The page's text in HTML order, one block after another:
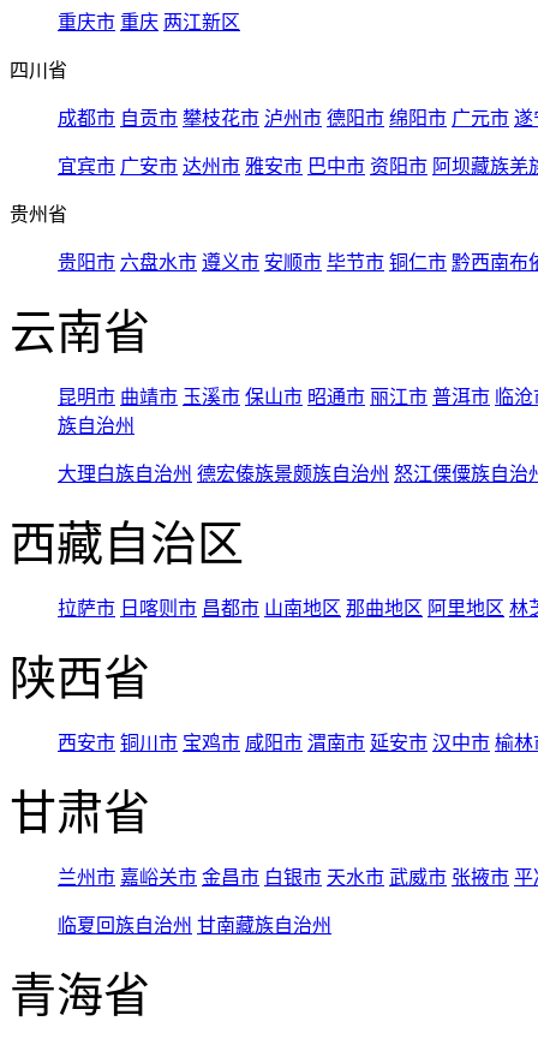
重庆市 重庆 两江新区
四川省
成都市 自贡市 攀枝花市 泸州市 德阳市 绵阳市 广元市 遂
宜宾市 广安市 达州市 雅安市 巴中市 资阳市 阿坝藏族羌
贵州省
贵阳市 六盘水市 遵义市 安顺市 毕节市 铜仁市 黔西南布
云南省
昆明市 曲靖市 玉溪市 保山市 昭通市 丽江市 普洱市 临
族自治州
大理白族自治州 德宏傣族景颇族自治州 怒江傈僳族自治
西藏自治区
拉萨市 日喀则市 昌都市 山南地区 那曲地区 阿里地区 林
陕西省
西安市 铜川市 宝鸡市 咸阳市 渭南市 延安市 汉中市 榆林
甘肃省
兰州市 嘉峪关市 金昌市 白银市 天水市 武威市 张掖市 平
临夏回族自治州 甘南藏族自治州
青海省